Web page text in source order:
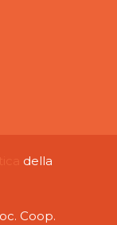
della
Coop.